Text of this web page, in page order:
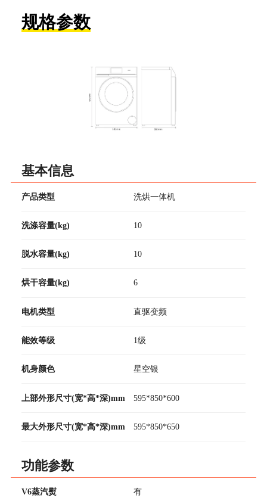
规格参数
基本信息
产品类型 洗烘一体机
洗涤容量(kg) 10
脱水容量(kg) 10
烘干容量(kg) 6
电机类型 直驱变频
能效等级 1级
机身颜色 星空银
上部外形尺寸(宽*高*深)mm 595*850*600
最大外形尺寸(宽*高*深)mm 595*850*650
功能参数
V6蒸汽熨 有